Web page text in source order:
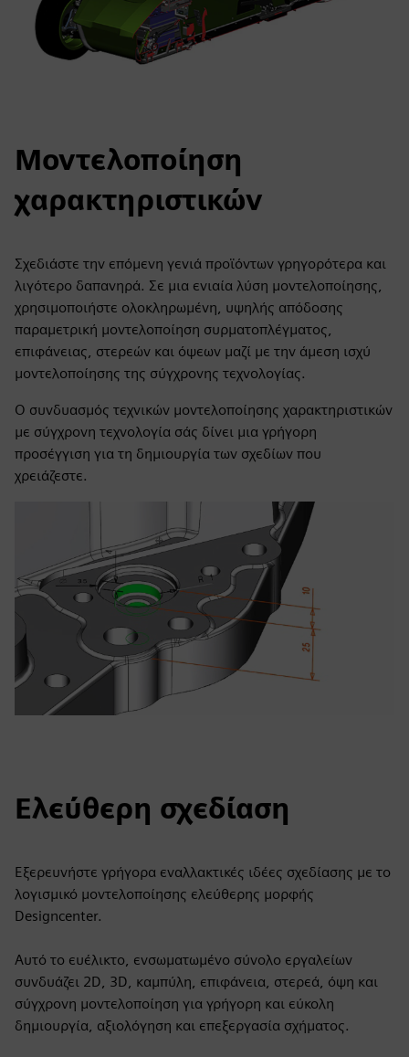
Μοντελοποίηση
χαρακτηριστικών
Σχεδιάστε την επόμενη γενιά προϊόντων γρηγορότερα και
λιγότερο δαπανηρά. Σε μια ενιαία λύση μοντελοποίησης,
χρησιμοποιήστε ολοκληρωμένη, υψηλής απόδοσης
παραμετρική μοντελοποίηση συρματοπλέγματος,
επιφάνειας, στερεών και όψεων μαζί με την άμεση ισχύ
μοντελοποίησης της σύγχρονης τεχνολογίας.
Ο συνδυασμός τεχνικών μοντελοποίησης χαρακτηριστικών
με σύγχρονη τεχνολογία σάς δίνει μια γρήγορη
προσέγγιση για τη δημιουργία των σχεδίων που
χρειάζεστε.
Ελεύθερη σχεδίαση
Εξερευνήστε γρήγορα εναλλακτικές ιδέες σχεδίασης με το
λογισμικό μοντελοποίησης ελεύθερης μορφής
Designcenter.
Αυτό το ευέλικτο, ενσωματωμένο σύνολο εργαλείων
συνδυάζει 2D, 3D, καμπύλη, επιφάνεια, στερεά, όψη και
σύγχρονη μοντελοποίηση για γρήγορη και εύκολη
δημιουργία, αξιολόγηση και επεξεργασία σχήματος.